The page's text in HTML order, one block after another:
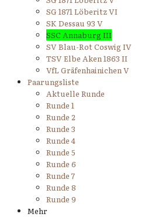
SG 1871 Löberitz VI
SK Dessau 93 V
SSC Annaburg III
SV Blau-Rot Coswig IV
TSV Elbe Aken 1863 II
VfL Gräfenhainichen V
Paarungsliste
Aktuelle Runde
Runde 1
Runde 2
Runde 3
Runde 4
Runde 5
Runde 6
Runde 7
Runde 8
Runde 9
Mehr